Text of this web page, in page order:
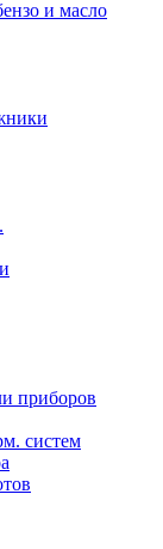
и масло
приборов
систем